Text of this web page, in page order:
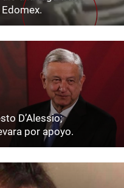
D’Alessio;
por apoyo.